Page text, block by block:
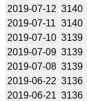
2019-07-12 3140
2019-07-11 3140
2019-07-10 3139
2019-07-09 3139
2019-07-08 3139
2019-06-22 3136
2019-06-21 3136